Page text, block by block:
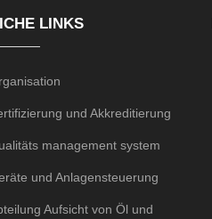
LINKS
und Akkreditierung
management system
und Anlagensteuerung
Aufsicht von Öl und